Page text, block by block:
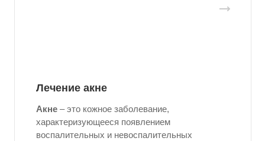
Лечение акне
Акне – это кожное заболевание,
характеризующееся появлением
воспалительных и невоспалительных